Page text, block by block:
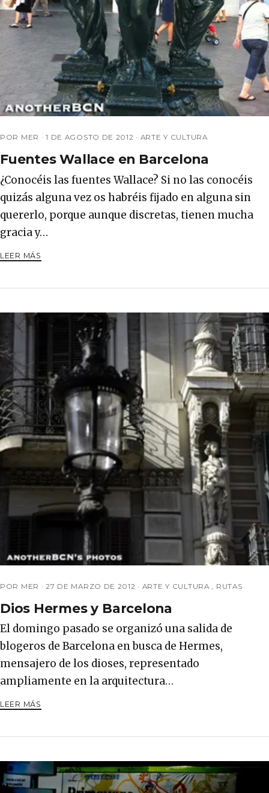
POR MER ·1 DE AGOSTO DE 2012 · ARTE Y CULTURA
Fuentes Wallace en Barcelona
¿Conocéis las fuentes Wallace? Si no las conocéis
quizás alguna vez os habréis fijado en alguna sin
quererlo, porque aunque discretas, tienen mucha
gracia y…
LEER MÁS
POR MER ·27 DE MARZO DE 2012 · ARTE Y CULTURA, RUTAS
Dios Hermes y Barcelona
El domingo pasado se organizó una salida de
blogeros de Barcelona en busca de Hermes,
mensajero de los dioses, representado
ampliamente en la arquitectura…
LEER MÁS